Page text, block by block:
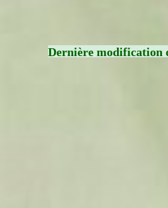
Dernière modification